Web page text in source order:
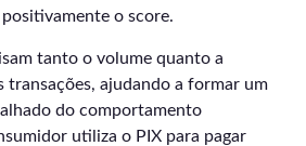
o score.
tanto o volume quanto a
transações, ajudando a formar um
do comportamento
utiliza o PIX para pagar